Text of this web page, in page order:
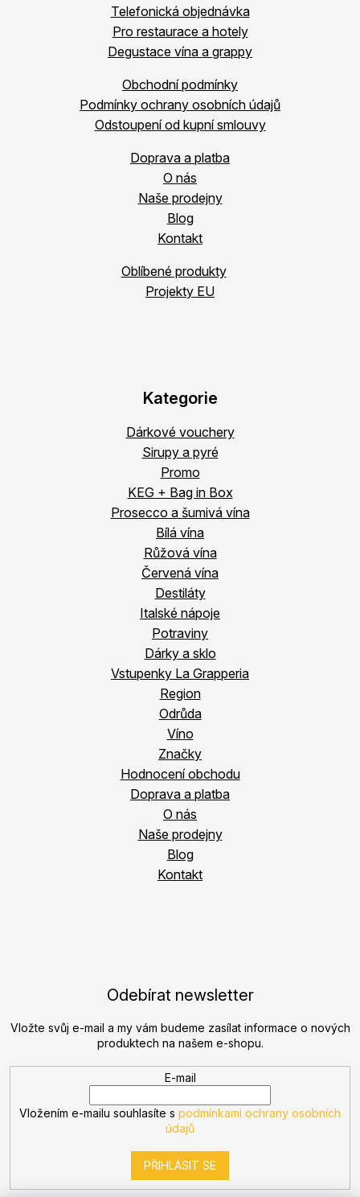
Telefonická objednávka
Pro restaurace a hotely
Degustace vína a grappy
Obchodní podmínky
Podmínky ochrany osobních údajů
Odstoupení od kupní smlouvy
Doprava a platba
O nás
Naše prodejny
Blog
Kontakt
Oblíbené produkty
Projekty EU
Kategorie
Dárkové vouchery
Sirupy a pyré
Promo
KEG + Bag in Box
Prosecco a šumivá vína
Bílá vína
Růžová vína
Červená vína
Destiláty
Italské nápoje
Potraviny
Dárky a sklo
Vstupenky La Grapperia
Region
Odrůda
Víno
Značky
Hodnocení obchodu
Doprava a platba
O nás
Naše prodejny
Blog
Kontakt
Odebírat newsletter
Vložte svůj e-mail a my vám budeme zasílat informace o nových
produktech na našem e-shopu.
E-mail
Vložením e-mailu souhlasíte s podmínkami ochrany osobních
údajů
PŘIHLÁSIT SE